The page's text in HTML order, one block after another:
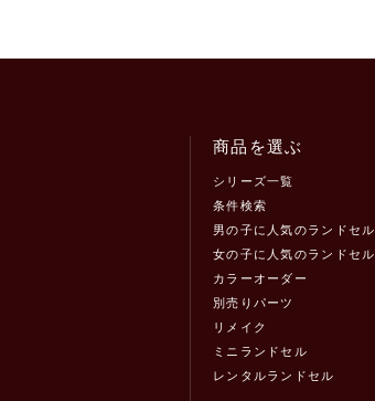
商品を選ぶ
シリーズ一覧
条件検索
男の子に人気のランドセル
女の子に人気のランドセル
カラーオーダー
別売りパーツ
リメイク
ミニランドセル
レンタルランドセル